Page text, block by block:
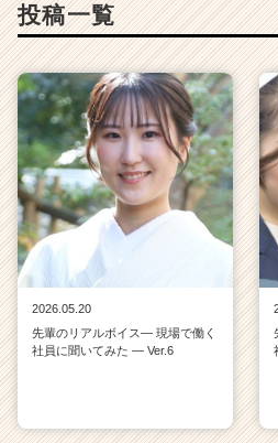
チ
キ
ャ
リ
ア
（C
h
r
投稿一覧
2026.05.20
先輩のリアルボイス― 現場で働く
社員に聞いてみた ― Ver.6